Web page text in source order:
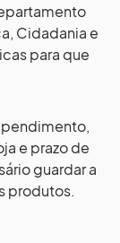
Cidadania e
para que
e prazo de
guardar a
produtos.